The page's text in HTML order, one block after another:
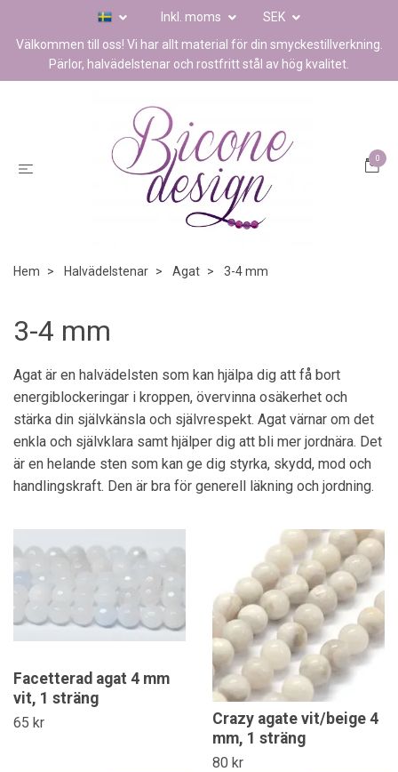
Inkl. moms
SEK
Välkommen till oss! Vi har allt material för din smyckestillverkning.
Pärlor, halvädelstenar och rostfritt stål av hög kvalitet.
0
Hem Halvädelstenar Agat 3-4 mm
3-4 mm
Agat är en halvädelsten som kan hjälpa dig att få bort
energiblockeringar i kroppen, övervinna osäkerhet och
stärka din självkänsla och självrespekt. Agat värnar om det
enkla och självklara samt hjälper dig att bli mer jordnära. Det
är en helande sten som kan ge dig styrka, skydd, mod och
handlingskraft. Den är bra för generell läkning och jordning.
Facetterad agat 4 mm
vit, 1 sträng
65 kr
Crazy agate vit/beige 4
mm, 1 sträng
80 kr